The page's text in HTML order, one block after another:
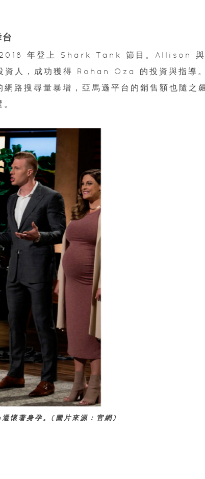
2018 年登上 Shark Tank 節目。Allison 與
人，成功獲得 Rohan Oza 的投資與指導。
路搜尋量暴增，亞馬遜平台的銷售額也隨之
著身孕。(圖片來源：官網)